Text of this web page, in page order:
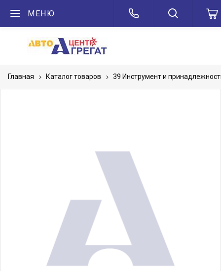
МЕНЮ
Главная Каталог товаров 39 Инструмент и